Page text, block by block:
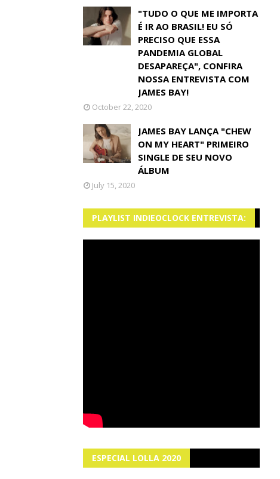
"TUDO O QUE ME IMPORTA
É IR AO BRASIL! EU SÓ
PRECISO QUE ESSA
PANDEMIA GLOBAL
DESAPAREÇA", CONFIRA
NOSSA ENTREVISTA COM
JAMES BAY!
October 22, 2020
JAMES BAY LANÇA "CHEW
ON MY HEART" PRIMEIRO
SINGLE DE SEU NOVO
ÁLBUM
July 15, 2020
PLAYLIST INDIEOCLOCK ENTREVISTA:
ESPECIAL LOLLA 2020